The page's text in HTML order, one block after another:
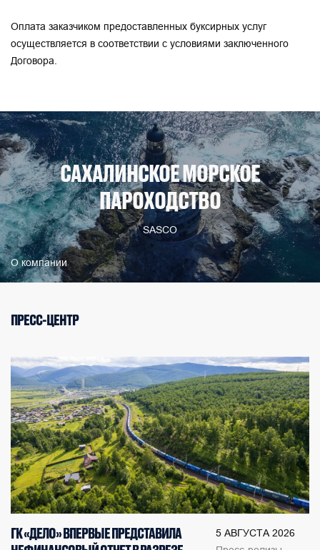
Оплата заказчиком предоставленных буксирных услуг
осуществляется в соответствии с условиями заключенного
Договора.
САХАЛИНСКОЕ МОРСКОЕ
ПАРОХОДСТВО
SASCO
О компании
ПРЕСС-ЦЕНТР
ГК «ДЕЛО» ВПЕРВЫЕ ПРЕДСТАВИЛА
5 АВГУСТА 2026